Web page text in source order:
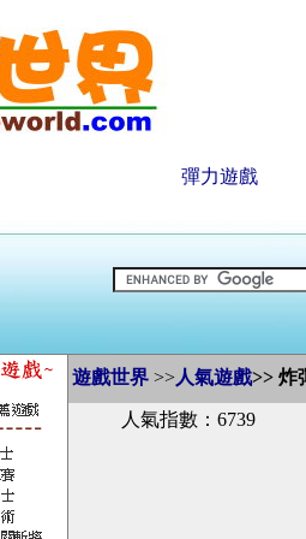
彈力遊戲
遊戲世界 >>人氣遊戲>> 炸
人氣指數：6739